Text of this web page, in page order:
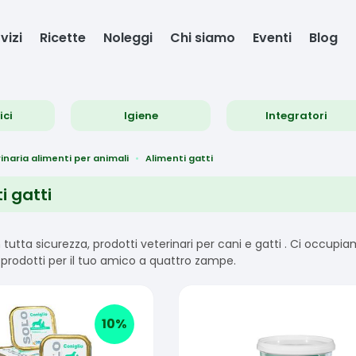
Ricette Noleggi Chi siamo Eventi Blog
Igiene Integratori
alimenti per animali Alimenti gatti
gatti
tutta sicurezza, prodotti veterinari per cani e gatti . Ci
per il tuo amico a quattro zampe.
10%